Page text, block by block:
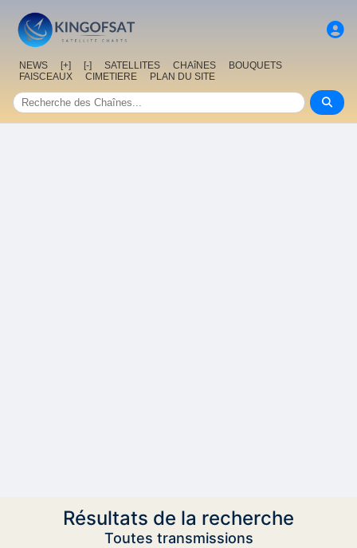
NEWS [+] [-] SATELLITES CHAîNES
BOUQUETS
FAISCEAUX
CIMETIERE PLAN DU SITE
Résultats de la recherche
Toutes transmissions